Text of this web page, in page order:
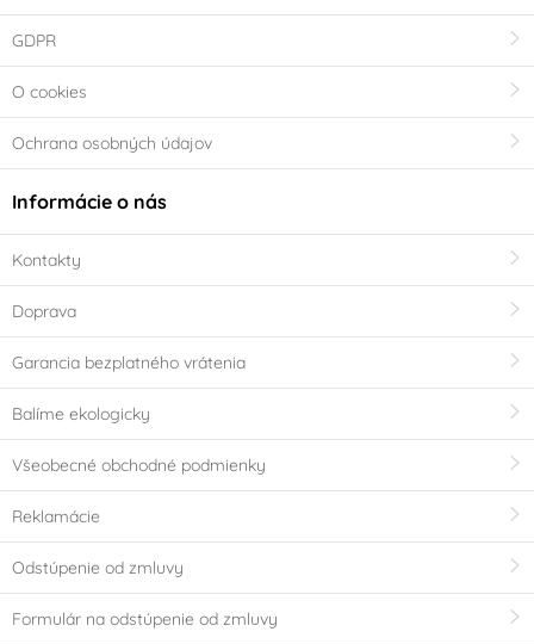
GDPR
O cookies
Ochrana osobných údajov
Informácie o nás
Kontakty
Doprava
Garancia bezplatného vrátenia
Balíme ekologicky
Všeobecné obchodné podmienky
Reklamácie
Odstúpenie od zmluvy
Formulár na odstúpenie od zmluvy